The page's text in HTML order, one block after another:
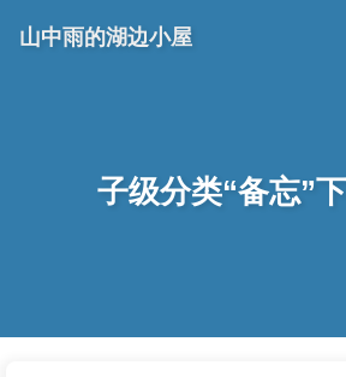
子级分类“备忘”
山中雨的湖边小屋